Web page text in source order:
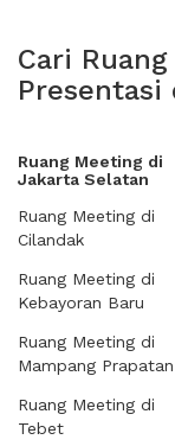
Cari
Presentasi
Ruang Meeting di
Jakarta Selatan
Ruang Meeting di
Cilandak
Ruang Meeting di
Kebayoran Baru
Ruang Meeting di
Mampang Prapatan
Ruang Meeting di
Tebet